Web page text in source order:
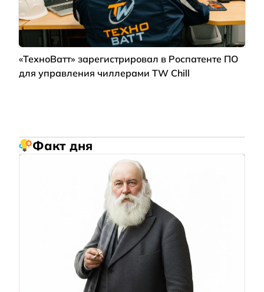
«ТехноВатт» зарегистрировал в Роспатенте ПО
для управления чиллерами TW Chill
Факт дня